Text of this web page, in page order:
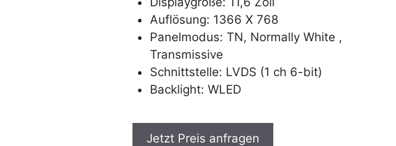
Auflösung: 1366 X 768
Panelmodus: TN, Normally White ,
Transmissive
Schnittstelle: LVDS (1 ch 6-bit)
Backlight: WLED
Jetzt Preis anfragen